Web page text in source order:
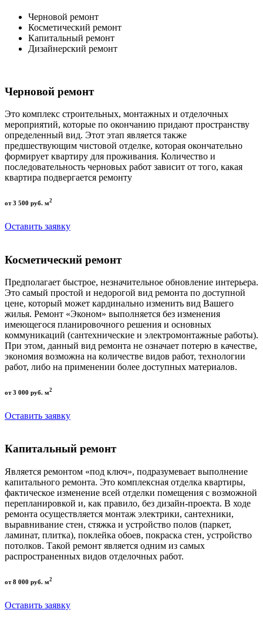
Черновой ремонт
Косметический ремонт
Капитальный ремонт
Дизайнерский ремонт
Черновой ремонт
Это комплекс строительных, монтажных и отделочных
мероприятий, которые по окончанию придают пространству
определенный вид. Этот этап является также
предшествующим чистовой отделке, которая окончательно
формирует квартиру для проживания. Количество и
последовательность черновых работ зависит от того, какая
квартира подвергается ремонту
от 3 500 руб. м2
Оставить заявку
Косметический ремонт
Предполагает быстрое, незначительное обновление интерьера.
Это самый простой и недорогой вид ремонта по доступной
цене, который может кардинально изменить вид Вашего
жилья. Ремонт «Эконом» выполняется без изменения
имеющегося планировочного решения и основных
коммуникаций (сантехнические и электромонтажные работы).
При этом, данный вид ремонта не означает потерю в качестве,
экономия возможна на количестве видов работ, технологии
работ, либо на применении более доступных материалов.
от 3 000 руб. м2
Оставить заявку
Капитальный ремонт
Является ремонтом «под ключ», подразумевает выполнение
капитального ремонта. Это комплексная отделка квартиры,
фактическое изменение всей отделки помещения с возможной
перепланировкой и, как правило, без дизайн-проекта. В ходе
ремонта осуществляется монтаж электрики, сантехники,
выравнивание стен, стяжка и устройство полов (паркет,
ламинат, плитка), поклейка обоев, покраска стен, устройство
потолков. Такой ремонт является одним из самых
распространенных видов отделочных работ.
от 8 000 руб. м2
Оставить заявку